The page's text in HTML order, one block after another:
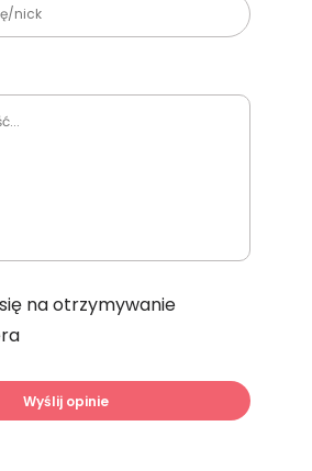
na otrzymywanie
Wyślij opinie